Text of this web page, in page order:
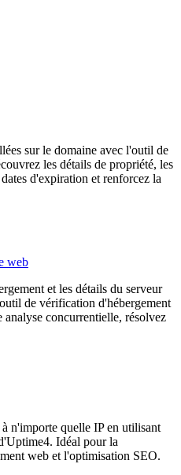
sur le domaine avec l'outil de
les détails de propriété, les
d'expiration et renforcez la
web
et les détails du serveur
de vérification d'hébergement
concurrentielle, résolvez
n'importe quelle IP en utilisant
Idéal pour la
web et l'optimisation SEO.